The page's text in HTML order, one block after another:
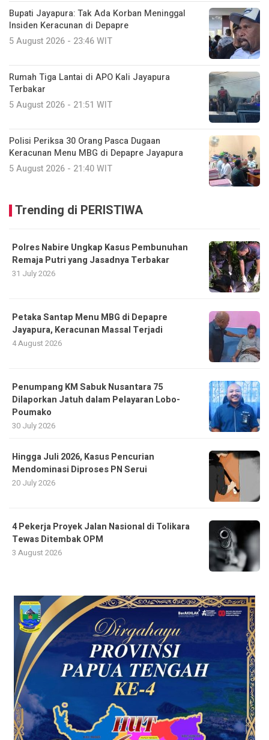
Bupati Jayapura: Tak Ada Korban Meninggal
Insiden Keracunan di Depapre
5 August 2026 - 23:46 WIT
Rumah Tiga Lantai di APO Kali Jayapura
Terbakar
5 August 2026 - 21:51 WIT
Polisi Periksa 30 Orang Pasca Dugaan
Keracunan Menu MBG di Depapre Jayapura
5 August 2026 - 21:40 WIT
Trending di PERISTIWA
Polres Nabire Ungkap Kasus Pembunuhan
Remaja Putri yang Jasadnya Terbakar
31 July 2026
Petaka Santap Menu MBG di Depapre
Jayapura, Keracunan Massal Terjadi
4 August 2026
Penumpang KM Sabuk Nusantara 75
Dilaporkan Jatuh dalam Pelayaran Lobo-
Poumako
30 July 2026
Hingga Juli 2026, Kasus Pencurian
Mendominasi Diproses PN Serui
20 July 2026
4 Pekerja Proyek Jalan Nasional di Tolikara
Tewas Ditembak OPM
3 August 2026